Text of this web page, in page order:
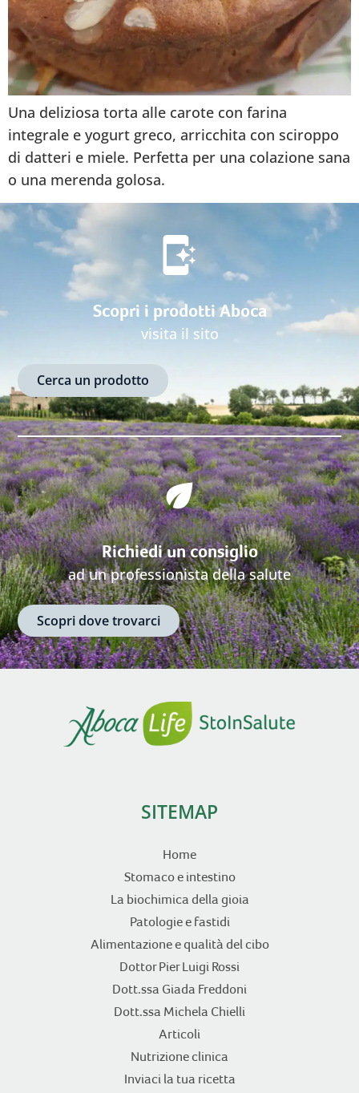
Una deliziosa torta alle carote con farina
integrale e yogurt greco, arricchita con sciroppo
di datteri e miele. Perfetta per una colazione sana
o una merenda golosa.
Scopri i prodotti Aboca
visita il sito
Cerca un prodotto
Richiedi un consiglio
ad un professionista della salute
Scopri dove trovarci
SITEMAP
Home
Stomaco e intestino
La biochimica della gioia
Patologie e fastidi
Alimentazione e qualità del cibo
Dottor Pier Luigi Rossi
Dott.ssa Giada Freddoni
Dott.ssa Michela Chielli
Articoli
Nutrizione clinica
Inviaci la tua ricetta